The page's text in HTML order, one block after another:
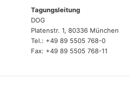
Tagungsleitung
DOG
Platenstr. 1, 80336 München
Tel.: +49 89 5505 768-0
Fax: +49 89 5505 768-11